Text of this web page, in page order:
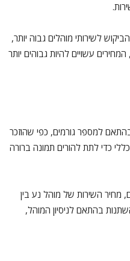
לשירותי מוהלים גבוה יותר,
עשויים להיות גבוהים יותר
למספר גורמים, כפי שהוזכר
כדי לתת להורים תמונה ברורה
מחיר השירות של מוהל נע בין
להשתנות בהתאם לניסיון המוהל,